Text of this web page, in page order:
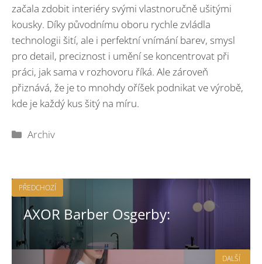
začala zdobit interiéry svými vlastnoručně ušitými
kousky. Díky původnímu oboru rychle zvládla
technologii šití, ale i perfektní vnímání barev, smysl
pro detail, preciznost i umění se koncentrovat při
práci, jak sama v rozhovoru říká. Ale zároveň
přiznává, že je to mnohdy oříšek podnikat ve výrobě,
kde je každý kus šitý na míru.
Rubriky
Archiv
PŘEDCHOZÍ
AXOR Barber Osgerby:
DALŠÍ